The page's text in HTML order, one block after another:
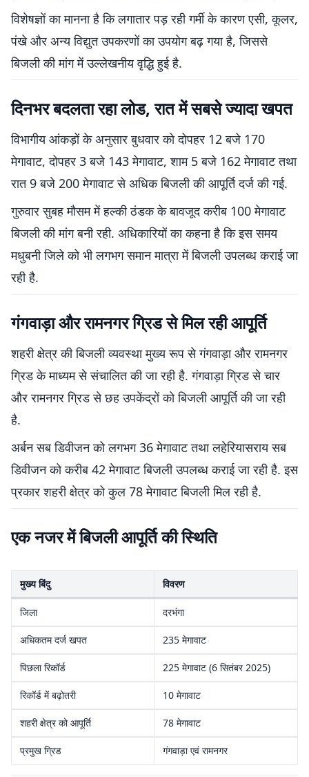
विशेषज्ञों का मानना है कि लगातार पड़ रही गर्मी के कारण एसी, कूलर,
पंखे और अन्य विद्युत उपकरणों का उपयोग बढ़ गया है, जिससे
बिजली की मांग में उल्लेखनीय वृद्धि हुई है.
दिनभर बदलता रहा लोड, रात में सबसे ज्यादा खपत
विभागीय आंकड़ों के अनुसार बुधवार को दोपहर 12 बजे 170
मेगावाट, दोपहर 3 बजे 143 मेगावाट, शाम 5 बजे 162 मेगावाट तथा
रात 9 बजे 200 मेगावाट से अधिक बिजली की आपूर्ति दर्ज की गई.
गुरुवार सुबह मौसम में हल्की ठंडक के बावजूद करीब 100 मेगावाट
बिजली की मांग बनी रही. अधिकारियों का कहना है कि इस समय
मधुबनी जिले को भी लगभग समान मात्रा में बिजली उपलब्ध कराई जा
रही है.
गंगवाड़ा और रामनगर ग्रिड से मिल रही आपूर्ति
शहरी क्षेत्र की बिजली व्यवस्था मुख्य रूप से गंगवाड़ा और रामनगर
ग्रिड के माध्यम से संचालित की जा रही है. गंगवाड़ा ग्रिड से चार
और रामनगर ग्रिड से छह उपकेंद्रों को बिजली आपूर्ति की जा रही
है.
अर्बन सब डिवीजन को लगभग 36 मेगावाट तथा लहेरियासराय सब
डिवीजन को करीब 42 मेगावाट बिजली उपलब्ध कराई जा रही है. इस
प्रकार शहरी क्षेत्र को कुल 78 मेगावाट बिजली मिल रही है.
एक नजर में बिजली आपूर्ति की स्थिति
मुख्य बिंदु विवरण
जिला दरभंगा
अधिकतम दर्ज खपत 235 मेगावाट
पिछला रिकॉर्ड 225 मेगावाट (6 सितंबर 2025)
रिकॉर्ड में बढ़ोतरी 10 मेगावाट
शहरी क्षेत्र को आपूर्ति 78 मेगावाट
प्रमुख ग्रिड गंगवाड़ा एवं रामनगर